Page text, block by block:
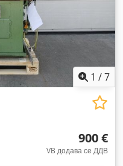
1 /7
900 €
VB додава се ДДВ